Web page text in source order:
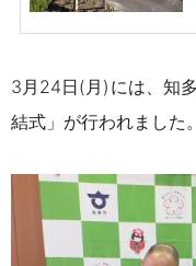
3月24日(月)には、知
結式」が行われました。